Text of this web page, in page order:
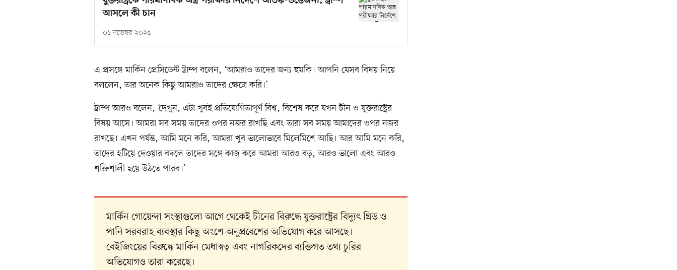
আসলে কী চান
০১ নভেম্বর ২০২৫
এ প্রসঙ্গে মার্কিন প্রেসিডেন্ট ট্রাম্প বলেন, ‘আমরাও তাদের জন্য হুমকি। আপনি যেসব বিষয় নিয়ে
বললেন, তার অনেক কিছু আমরাও তাদের ক্ষেত্রে করি।’
ট্রাম্প আরও বলেন, ‘দেখুন, এটা খুবই প্রতিযোগিতাপূর্ণ বিশ্ব, বিশেষ করে যখন চীন ও যুক্তরাষ্ট্রের
বিষয় আসে। আমরা সব সময় তাদের ওপর নজর রাখছি এবং তারা সব সময় আমাদের ওপর নজর
রাখছে। এখন পর্যন্ত, আমি মনে করি, আমরা খুব ভালোভাবে মিলেমিশে আছি। আর আমি মনে করি,
তাদের হটিয়ে দেওয়ার বদলে তাদের সঙ্গে কাজ করে আমরা আরও বড়, আরও ভালো এবং আরও
শক্তিশালী হয়ে উঠতে পারব।’
মার্কিন গোয়েন্দা সংস্থাগুলো আগে থেকেই চীনের বিরুদ্ধে যুক্তরাষ্ট্রের বিদ্যুৎ গ্রিড ও
পানি সরবরাহ ব্যবস্থার কিছু অংশে অনুপ্রবেশের অভিযোগ করে আসছে।
বেইজিংয়ের বিরুদ্ধে মার্কিন মেধাস্বত্ব এবং নাগরিকদের ব্যক্তিগত তথ্য চুরির
অভিযোগও তারা করেছে।